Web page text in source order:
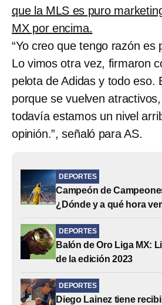
que la MLS es puro
MX por encima.
“Yo creo que tengo razón es
Lo vimos otra vez, firmaron
pelota de Adidas y todo eso.
porque se vuelven
todavía estamos un nivel
opinión.”, señaló para AS.
DEPORTES
Campeón de
¿Dónde y a qué hora
DEPORTES
Balón de Oro Liga MX:
de la edición 2023
DEPORTES
Diego Lainez tiene